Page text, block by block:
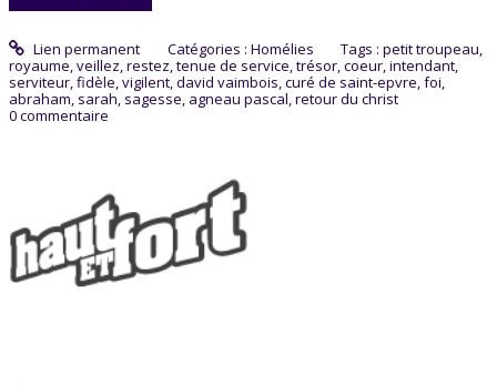
Lien permanent Catégories : Homélies Tags :petit troupeau,
royaume,veillez,restez,tenue de service,trésor,coeur,intendant,
serviteur,fidèle,vigilent,david vaimbois,curé de saint-epvre,foi,
abraham, sarah, sagesse, agneau pascal,retour du christ
0commentaire